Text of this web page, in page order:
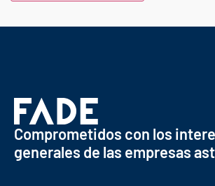
Comprometidos con los
generales de las empresas